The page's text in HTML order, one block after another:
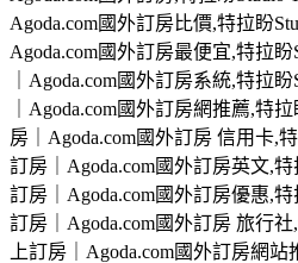
Agoda.com國外訂房比價,特拉盼
Agoda.com國外訂房最便宜,特拉盼
｜Agoda.com國外訂房系統,特拉
｜Agoda.com國外訂房網推薦,特
房｜Agoda.com國外訂房 信用卡,
訂房｜Agoda.com國外訂房英文,特
訂房｜Agoda.com國外訂房優惠,特
訂房｜Agoda.com國外訂房 旅行社
上訂房｜Agoda.com國外訂房網站